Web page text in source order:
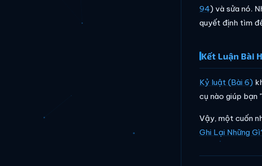
94) và sửa nó.
quyết định tìm
Kết Luận Bài
Kỷ luật (Bài 6)
cụ nào giúp bạn
Vậy, một cuốn
Ghi Lại Những